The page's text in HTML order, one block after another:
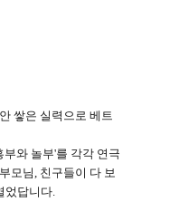
쌓은 실력으로 베트
부와 놀부'를 각각 연극
부모님, 친구들이 다 보
었답니다.